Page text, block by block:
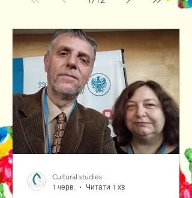
Cultural studies
1 черв.
Читати 1 хв